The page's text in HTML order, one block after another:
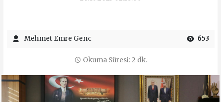
Mehmet Emre Genc 653
Okuma Süresi: 2 dk.